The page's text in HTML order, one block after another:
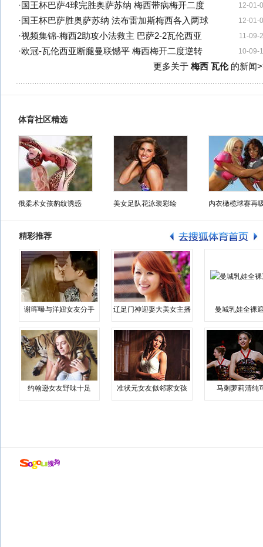
12-01-
· 国王杯巴萨4球完胜奥萨苏纳 梅西带病梅开二度
12-01-
· 国王杯巴萨胜奥萨苏纳 法布雷加斯梅西各入两球
11-09-
·视频集锦-梅西2助攻小法救主 巴萨2-2瓦伦西亚
10-09-
·欧冠-瓦伦西亚断腿曼联憾平 梅西梅开二度逆转
更多关于 梅西 瓦伦的新闻
体育社区精选
俄柔术女孩豹纹诱惑 美女足队花泳装彩绘 内衣橄榄球赛再
精彩推荐
谢晖曝与洋妞女友分手 辽足门神迎娶大美女主播 曼城乳娃全裸
约翰逊女友野味十足 准状元女友似邻家女孩 马刺萝莉清纯